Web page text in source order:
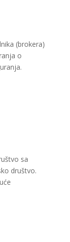
(brokera)
o
sa
društvo.